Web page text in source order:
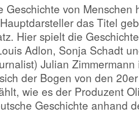
Geschichte von Menschen
das Titel
Hier spielt die
Adlon, Sonja Schadt
Julian Zimmermann
der Bogen von den
wie es der Produzent
Geschichte anhand